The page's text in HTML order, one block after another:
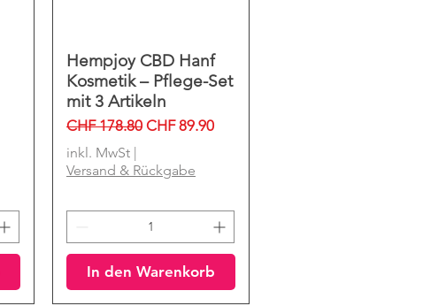
Schnellansicht
Hempjoy CBD Hanf
Kosmetik – Pflege-Set
mit 3 Artikeln
Standardpreis
CHF 178.80 Sale-Preis
CHF 89.90
inkl. MwSt |
Versand & Rückgabe
In den Warenkorb